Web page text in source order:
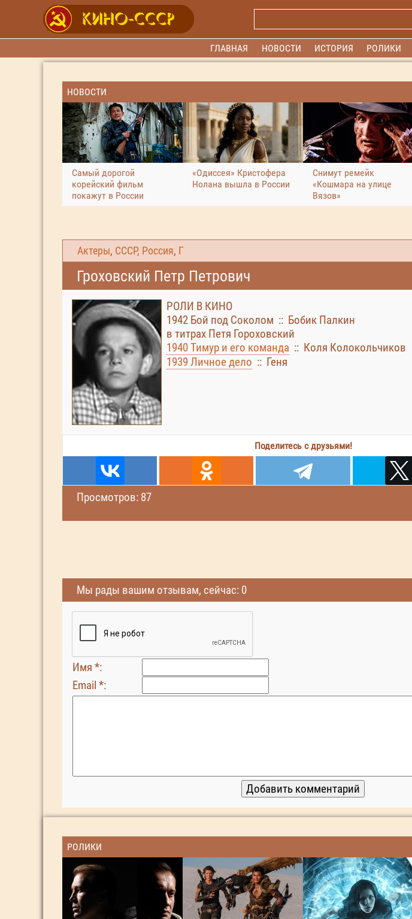
ГЛАВНАЯ НОВОСТИ ИСТОРИЯ РОЛИКИ
НОВОСТИ
Самый дорогой
корейский фильм
покажут в России
«Одиссея» Кристофера
Нолана вышла в России
Снимут ремейк
«Кошмара на улице
Вязов»
Актеры, СССР, Россия, Г
Гроховский Петр Петрович
РОЛИ В КИНО
1942 Бой под Соколом :: Бобик Палкин
в титрах Петя Гороховский
1940 Тимур и его команда :: Коля Колокольчиков
1939 Личное дело :: Геня
Поделитесь с друзьями!
Просмотров: 87
Мы рады вашим отзывам, сейчас: 0
Имя *:
Email *:
РОЛИКИ